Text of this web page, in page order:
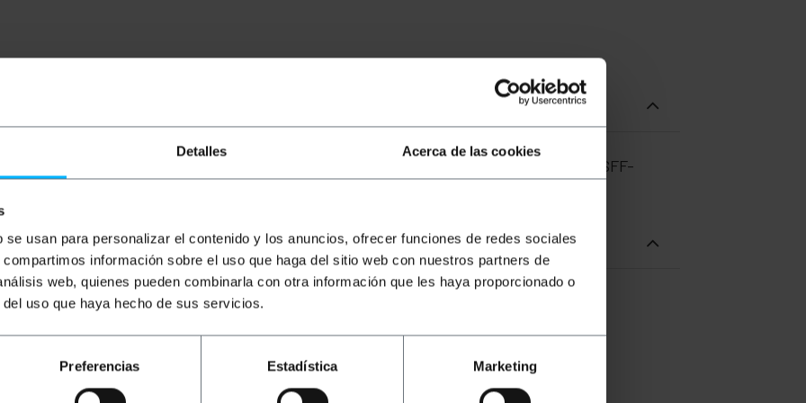
Detalles Acerca de las cookies
usan para personalizar el contenido y los anuncios, ofrecer funciones de redes sociales
información sobre el uso que haga del sitio web con nuestros partners de
web, quienes pueden combinarla con otra información que les haya proporcionado o
uso que haya hecho de sus servicios.
Preferencias Estadística Marketing
Ethernet) et conformes à la norme IEEE 802.3ak. Basé sur des connecteurs Infiniband SFF-
qualité Madison 26AWG. Longueur de câble de 4m.
x hauteur): 28.0 x 24.0 x 3.0 cm
cm